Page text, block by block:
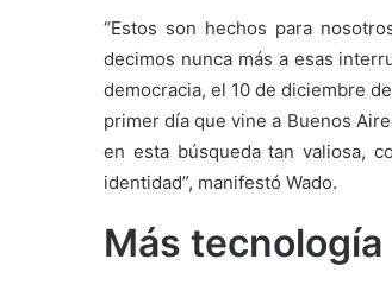
“Estos son hechos para
decimos nunca más a esas
democracia, el 10 de diciembre
primer día que vine a Buenos
en esta búsqueda tan valiosa,
identidad”, manifestó Wado.
Más tecnología